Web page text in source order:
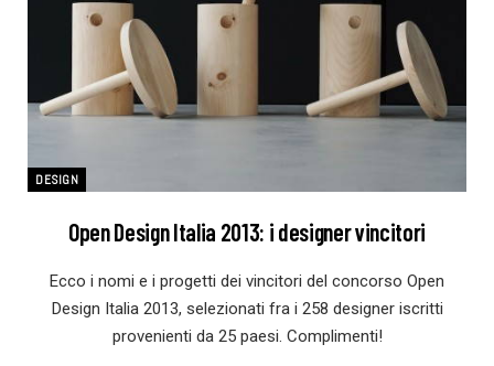
DESIGN
Open Design Italia 2013: i designer vincitori
Ecco i nomi e i progetti dei vincitori del concorso Open
Design Italia 2013, selezionati fra i 258 designer iscritti
provenienti da 25 paesi. Complimenti!